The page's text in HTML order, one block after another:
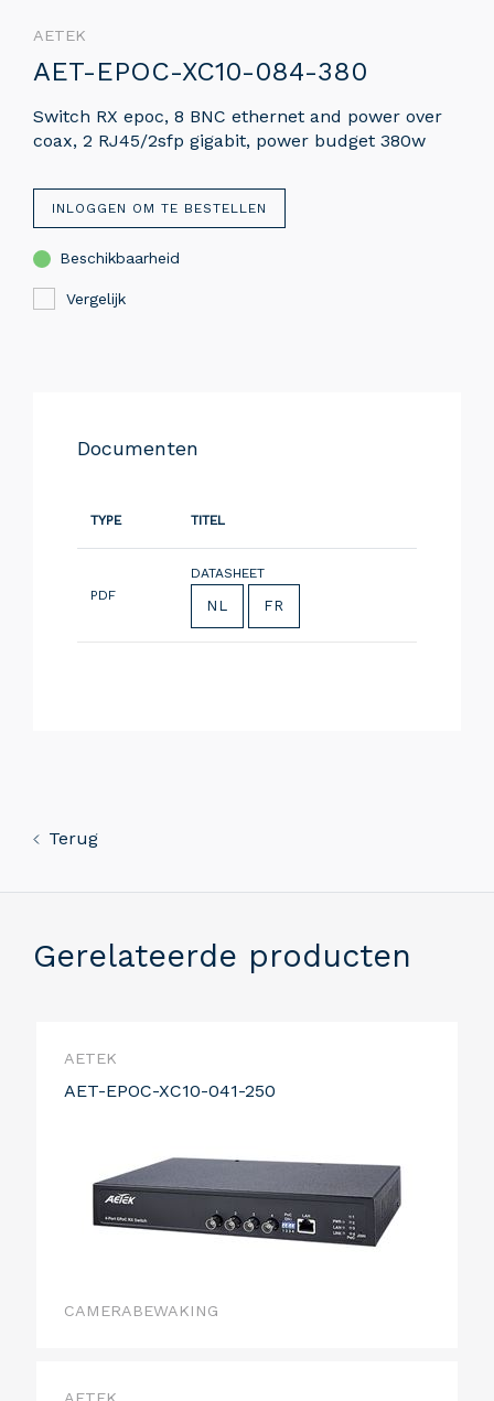
AETEK
AET-EPOC-XC10-084-380
Switch RX epoc, 8 BNC ethernet and power over
coax, 2 RJ45/2sfp gigabit, power budget 380w
INLOGGEN OM TE BESTELLEN
Beschikbaarheid
Vergelijk
Documenten
TYPE TITEL
PDF
DATASHEET
NL FR
Terug
Gerelateerde producten
AETEK
AET-EPOC-XC10-041-250
CAMERABEWAKING